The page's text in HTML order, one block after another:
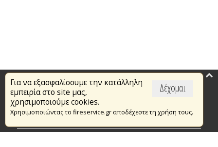
Δέχομαι
Για να εξασφαλίσουμε την κατάλληλη
εμπειρία στο site μας,
χρησιμοποιούμε cookies.
Χρησιμοποιώντας το fireservice.gr αποδέχεστε τη χρήση τους.
Επικαιρότητα
Το Πυροσβεστικό Σώμα